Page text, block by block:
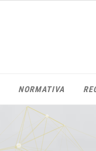
NORMATIVA